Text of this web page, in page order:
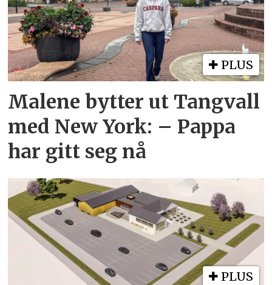
PLUS
Malene bytter ut Tangvall
med New York: – Pappa
har gitt seg nå
PLUS